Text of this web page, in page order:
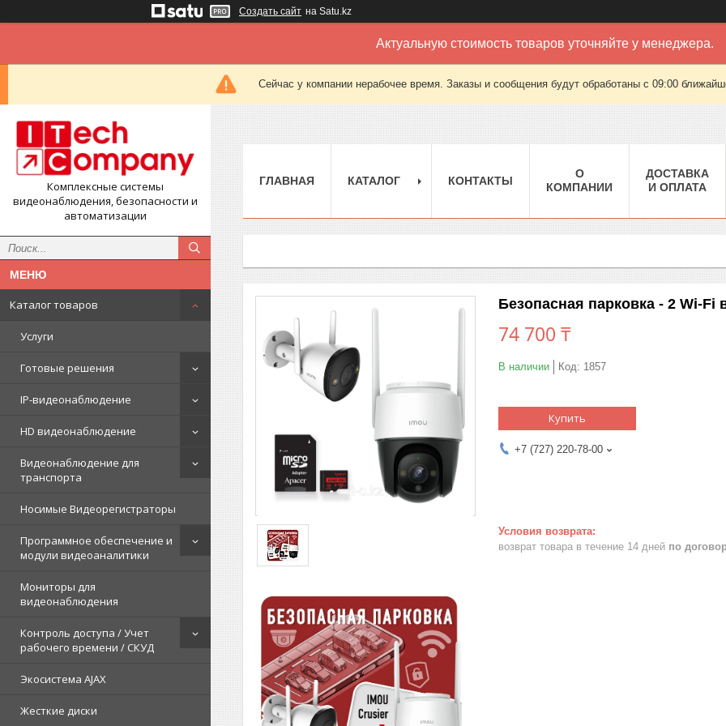
Создать сайт на Satu.kz
Актуальную стоимость товаров уточняйте у менеджера.
Сейчас у компании нерабочее время. Заказы и сообщения будут обработаны с 09:00
Комплексные системы
видеонаблюдения, безопасности и
автоматизации
Каталог товаров
Услуги
Готовые решения
IP-видеонаблюдение
HD видеонаблюдение
Видеонаблюдение для
транспорта
Носимые Видеорегистраторы
Программное обеспечение и
модули видеоаналитики
Мониторы для
видеонаблюдения
Контроль доступа / Учет
рабочего времени / СКУД
Экосистема AJAX
Жесткие диски
ГЛАВНАЯ КАТАЛОГ КОНТАКТЫ
О
КОМПАНИИ
ДОСТАВКА
И ОПЛАТА
Безопасная парковка - 2 Wi-
74 700 ₸
В наличии Код: 1857
Купить
+7 (727) 220-78-00
возврат товара в течение 14 дней по